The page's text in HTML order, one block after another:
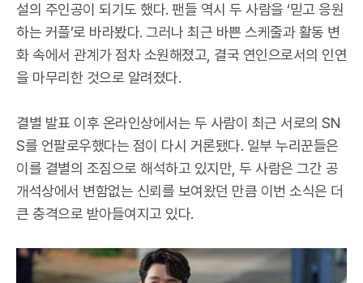
설의 주인공이 되기도 했다. 팬들 역시 두 사람을 ‘믿고 응원
하는 커플’로 바라봤다. 그러나 최근 바쁜 스케줄과 활동 변
화 속에서 관계가 점차 소원해졌고, 결국 연인으로서의 인연
을 마무리한 것으로 알려졌다.
결별 발표 이후 온라인상에서는 두 사람이 최근 서로의 SN
S를 언팔로우했다는 점이 다시 거론됐다. 일부 누리꾼들은
이를 결별의 조짐으로 해석하고 있지만, 두 사람은 그간 공
개석상에서 변함없는 신뢰를 보여왔던 만큼 이번 소식은 더
큰 충격으로 받아들여지고 있다.